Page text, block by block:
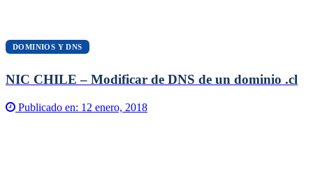
DOMINIOS Y DNS
NIC CHILE – Modificar de DNS de un dominio .cl
Publicado en: 12 enero, 2018